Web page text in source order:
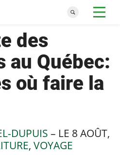
des
au Québec:
où faire la
DUPUIS – LE 8 AOÛT,
, VOYAGE